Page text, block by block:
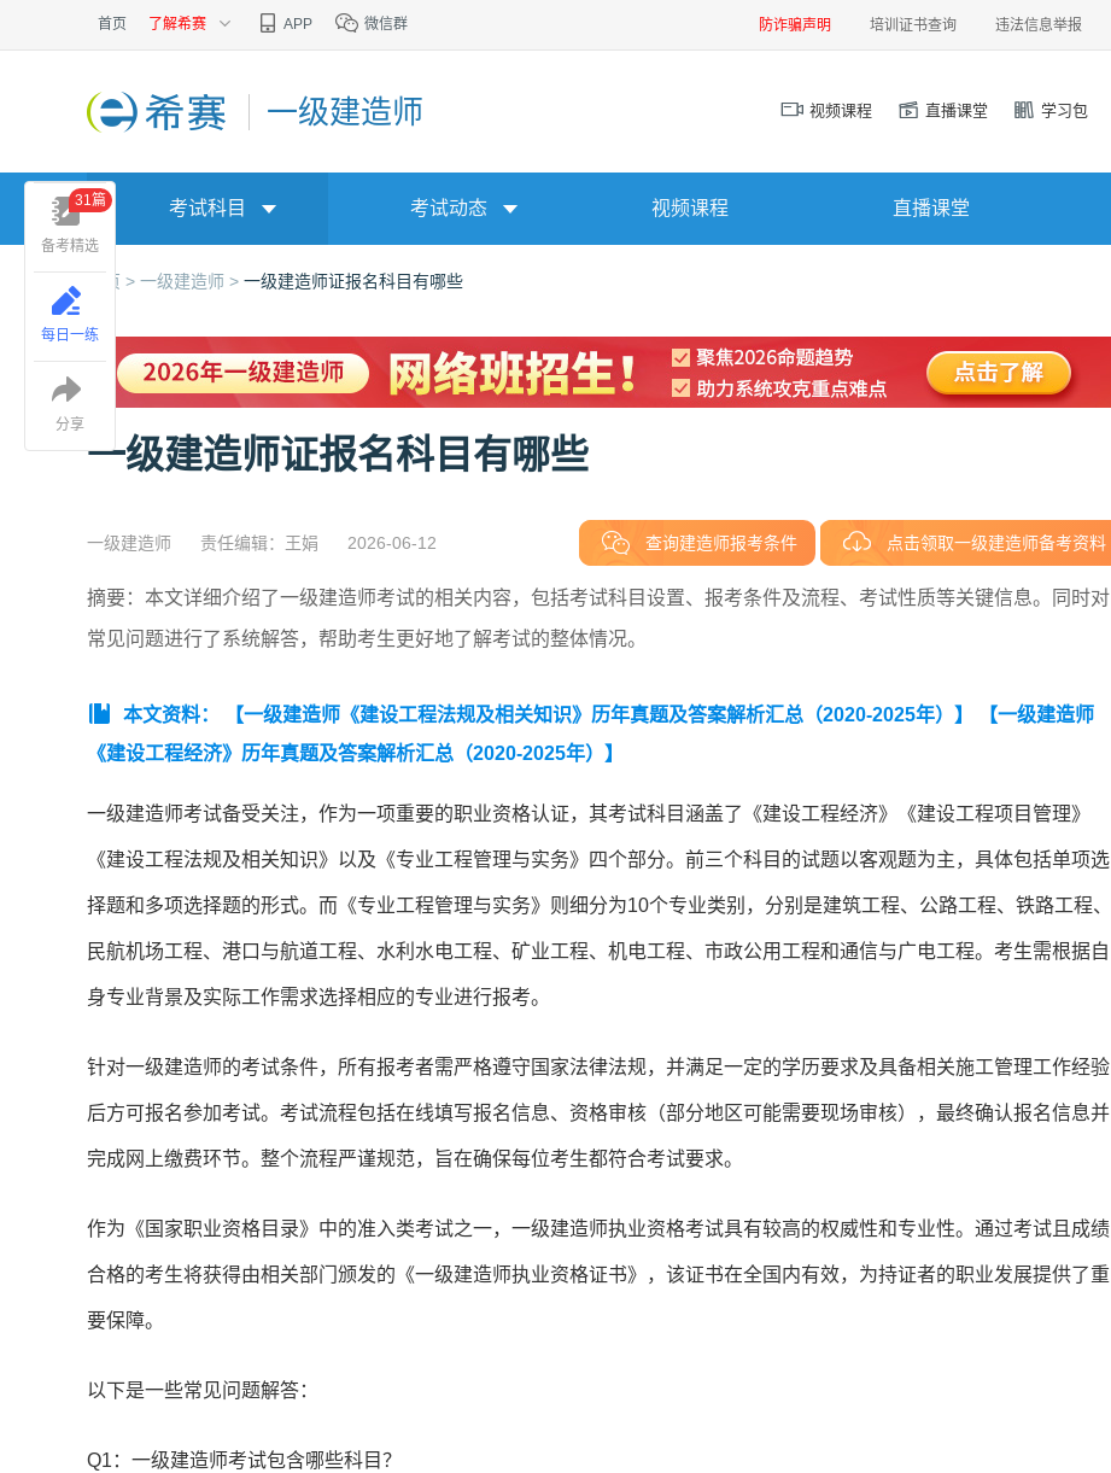
首页 了解希赛 APP 微信群 防诈骗声明 培训证书查询 违法信息举报
一级建造师 视频课程 直播课堂 学习包
考试科目 考试动态 视频课程 直播课堂
首页 > 一级建造师 > 一级建造师证报名科目有哪些
一级建造师证报名科目有哪些
一级建造师 责任编辑：王娟 2026-06-12 查询建造师报考条件 点击领取一级建造师备考资料
摘要：本文详细介绍了一级建造师考试的相关内容，包括考试科目设置、报考条件及流程、考试性质等关键信息。同时对
常见问题进行了系统解答，帮助考生更好地了解考试的整体情况。
本文资料： 【一级建造师《建设工程法规及相关知识》历年真题及答案解析汇总（2020-2025年）】
【一级建造师
《建设工程经济》历年真题及答案解析汇总（2020-2025年）】
一级建造师考试备受关注，作为一项重要的职业资格认证，其考试科目涵盖了《建设工程经济》《建设工程项目管理》
《建设工程法规及相关知识》以及《专业工程管理与实务》四个部分。前三个科目的试题以客观题为主，具体包括单项选
择题和多项选择题的形式。而《专业工程管理与实务》则细分为10个专业类别，分别是建筑工程、公路工程、铁路工程、
民航机场工程、港口与航道工程、水利水电工程、矿业工程、机电工程、市政公用工程和通信与广电工程。考生需根据自
身专业背景及实际工作需求选择相应的专业进行报考。
针对一级建造师的考试条件，所有报考者需严格遵守国家法律法规，并满足一定的学历要求及具备相关施工管理工作经验
后方可报名参加考试。考试流程包括在线填写报名信息、资格审核（部分地区可能需要现场审核），最终确认报名信息并
完成网上缴费环节。整个流程严谨规范，旨在确保每位考生都符合考试要求。
作为《国家职业资格目录》中的准入类考试之一，一级建造师执业资格考试具有较高的权威性和专业性。通过考试且成绩
合格的考生将获得由相关部门颁发的《一级建造师执业资格证书》，该证书在全国内有效，为持证者的职业发展提供了重
要保障。
以下是一些常见问题解答：
Q1：一级建造师考试包含哪些科目？
备考精选
31篇
每日一练
分享